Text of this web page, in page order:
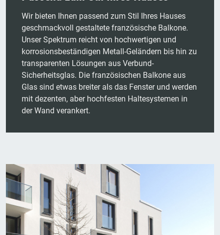
Wir bieten Ihnen passend zum Stil Ihres Hauses
geschmackvoll gestaltete französische Balkone.
Unser Spektrum reicht von hochwertigen und
korrosionsbeständigen Metall-Geländern bis hin zu
transparenten Lösungen aus Verbund-
Sicherheitsglas. Die französischen Balkone aus
Glas sind etwas breiter als das Fenster und werden
mit dezenten, aber hochfesten Haltesystemen in
der Wand verankert.